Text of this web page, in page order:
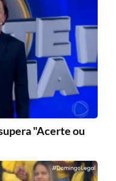
"Acerte ou